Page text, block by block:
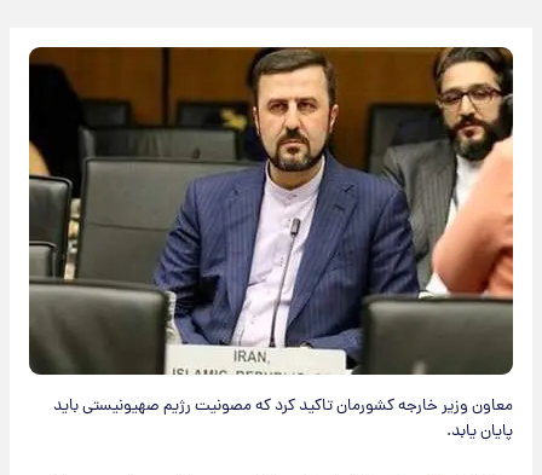
معاون وزیر خارجه کشورمان تاکید کرد که مصونیت رژیم صهیونیستی باید
پایان یابد.